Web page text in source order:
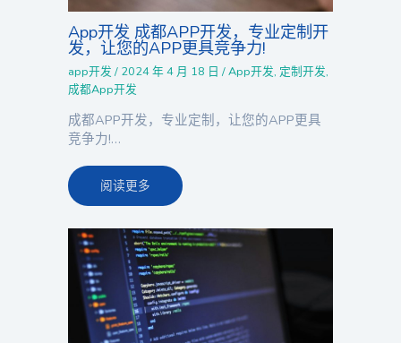
App开发 成都APP开发，专业定制开
发，让您的APP更具竞争力!
app开发 / 2024 年 4 月 18 日/App开发, 定制开发,
成都App开发
成都APP开发，专业定制，让您的APP更具
竞争力!…
阅读更多